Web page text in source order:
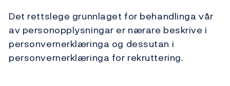
Det rettslege grunnlaget for behandlinga vår
av personopplysningar er nærare beskrive i
personvernerklæringa og dessutan i
personvernerklæringa for rekruttering.